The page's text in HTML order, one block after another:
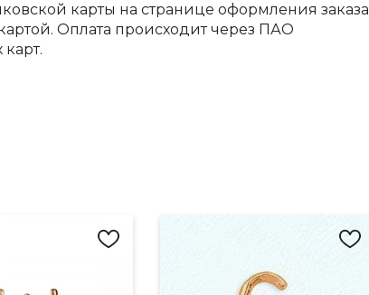
карты на странице оформления заказа
Оплата происходит через ПАО